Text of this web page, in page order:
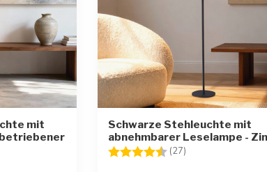
mit
Schwarze Stehleuchte mit
abnehmbarer Leselampe -
Bewertung:
(27)